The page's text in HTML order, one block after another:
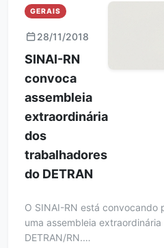
GERAIS
28/11/2018
SINAI-RN
convoca
assembleia
extraordinária
dos
trabalhadores
do DETRAN
O SINAI-RN está
uma assembleia
DETRAN/RN.…